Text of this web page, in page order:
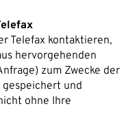
Telefax kontaktieren,
hervorgehenden
zum Zwecke der
und
ohne Ihre